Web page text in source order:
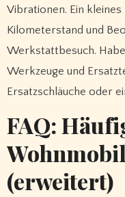
Vibrationen. Ein
Kilometerstand und
Werkstattbesuch.
Werkzeuge und
Ersatzschläuche oder
FAQ:
(erweitert)